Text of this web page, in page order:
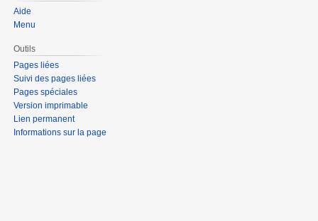
Aide
Menu
Outils
Pages liées
Suivi des pages liées
Pages spéciales
Version imprimable
Lien permanent
Informations sur la page